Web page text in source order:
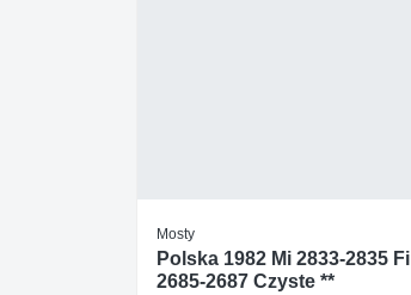
Mosty
Polska 1982 Mi 2833-2835 Fi
2685-2687 Czyste **